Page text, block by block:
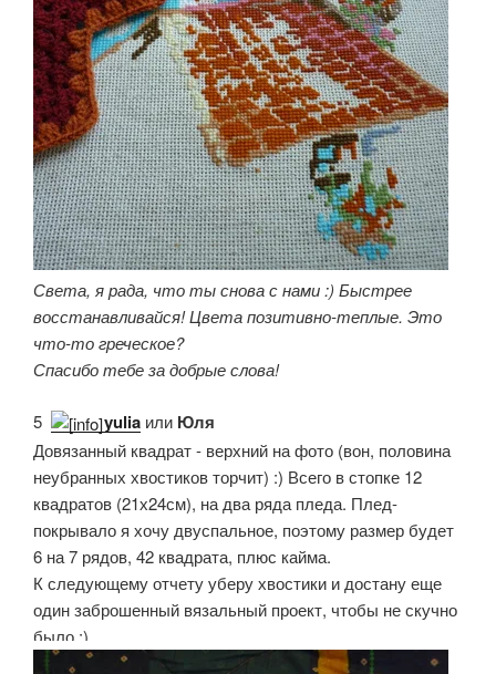
Света, я рада, что ты снова с нами :) Быстрее
восстанавливайся! Цвета позитивно-теплые. Это
что-то греческое?
Спасибо тебе за добрые слова!
5. yulia или Юля
Довязанный квадрат - верхний на фото (вон, половина
неубранных хвостиков торчит) :) Всего в стопке 12
квадратов (21х24см), на два ряда пледа. Плед-
покрывало я хочу двуспальное, поэтому размер будет
6 на 7 рядов, 42 квадрата, плюс кайма.
К следующему отчету уберу хвостики и достану еще
один заброшенный вязальный проект, чтобы не скучно
было ;)